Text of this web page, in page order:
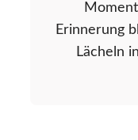
Erinnerung
Lächeln